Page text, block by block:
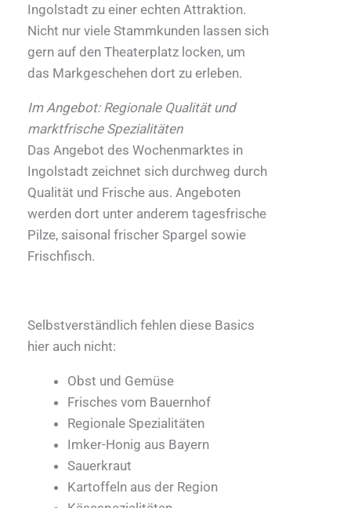
Ingolstadt zu einer echten Attraktion.
Nicht nur viele Stammkunden lassen sich
gern auf den Theaterplatz locken, um
das Markgeschehen dort zu erleben.
Im Angebot: Regionale Qualität und
marktfrische Spezialitäten
Das Angebot des Wochenmarktes in
Ingolstadt zeichnet sich durchweg durch
Qualität und Frische aus. Angeboten
werden dort unter anderem tagesfrische
Pilze, saisonal frischer Spargel sowie
Frischfisch.
Selbstverständlich fehlen diese Basics
hier auch nicht:
Obst und Gemüse
Frisches vom Bauernhof
Regionale Spezialitäten
Imker-Honig aus Bayern
Sauerkraut
Kartoffeln aus der Region